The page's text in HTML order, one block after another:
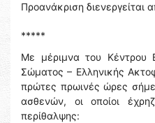
Προανάκριση διενεργείται
*****
Με μέριμνα του Κέντρου
Σώματος – Ελληνικής
πρώτες πρωινές ώρες
ασθενών, οι οποίοι
περίθαλψης: